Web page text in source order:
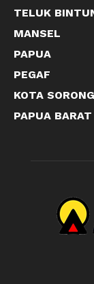
TELUK
MANSEL
PAPUA
PEGAF
KOTA SORONG
PAPUA BARAT